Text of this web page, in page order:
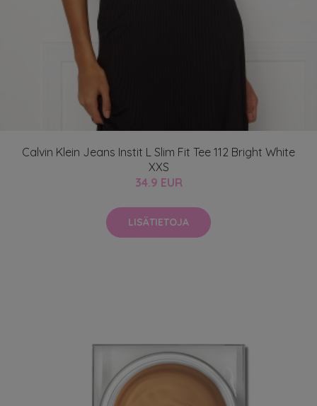
Calvin Klein Jeans Instit L Slim Fit Tee 112 Bright White
XXS
34.9 EUR
LISÄTIETOJA